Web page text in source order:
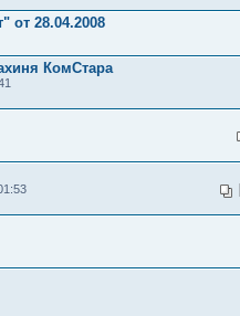
от 28.04.2008
КомСтара